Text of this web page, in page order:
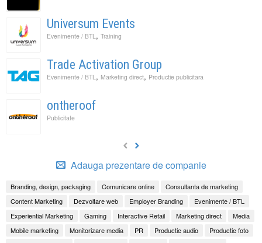
Universum Events
Evenimente / BTL , Training
Trade Activation Group
Evenimente / BTL , Marketing direct, Productie publicitara
ontheroof
Publicitate
Adauga prezentare de companie
Branding, design, packaging Comunicare online
Consultanta de marketing
Content Marketing
Dezvoltare web Employer Branding
Evenimente / BTL
Experiential Marketing
Gaming Interactive Retail Marketing direct
Media
Mobile marketing
Monitorizare media PR Productie audio
Productie foto